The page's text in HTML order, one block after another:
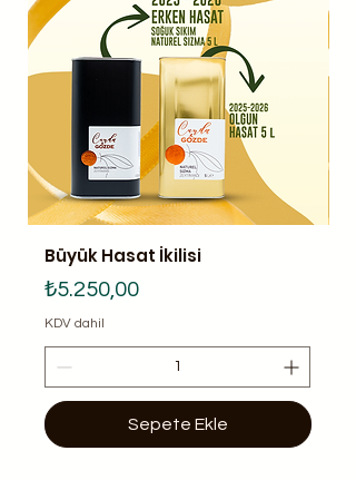
Büyük Hasat İkilisi
Fiyat
₺5.250,00
KDV dahil
Sepete Ekle